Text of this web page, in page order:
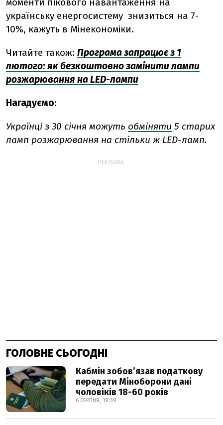
українську енергосистему знизиться на 7-
10%, кажуть в Мінекономіки.
Читайте також: Програма запрацює з 1
лютого: як безкоштовно замінити лампи
розжарювання на LED-лампи
Нагадуємо:
Українці з 30 січня можуть обміняти 5 старих
ламп розжарювання на стільки ж LED-ламп.
РЕКЛАМА:
ГОЛОВНЕ СЬОГОДНІ
Кабмін зобовʼязав податкову
передати Міноборони дані
чоловіків 18-60 років
6 СЕРПНЯ, 19:39